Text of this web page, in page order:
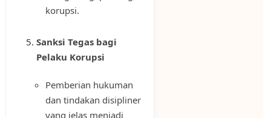
korupsi.
Sanksi Tegas bagi
Pelaku Korupsi
Pemberian hukuman
dan tindakan disipliner
yang jelas menjadi